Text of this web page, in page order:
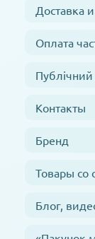
Доставка
Оплата
Публічний
Контакты
Бренд
Товары со
Блог,